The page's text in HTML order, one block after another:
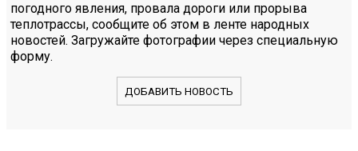
погодного явления, провала дороги или прорыва
теплотрассы, сообщите об этом в ленте народных
новостей. Загружайте фотографии через специальную
форму.
ДОБАВИТЬ НОВОСТЬ